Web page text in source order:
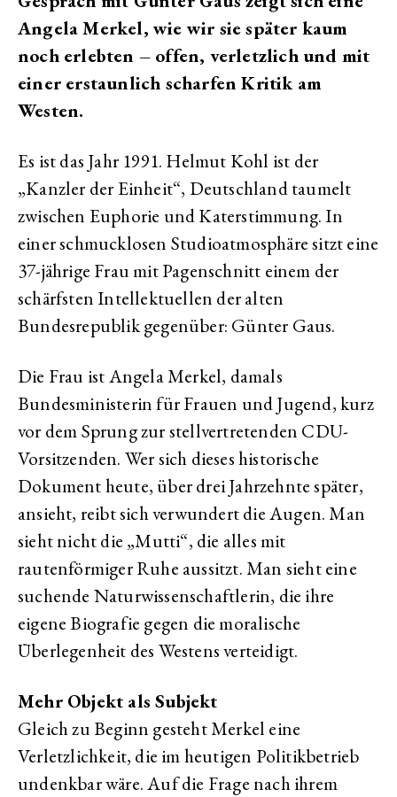
Angela Merkel, wie wir sie später kaum
noch erlebten – offen, verletzlich und mit
einer erstaunlich scharfen Kritik am
Westen.
Es ist das Jahr 1991. Helmut Kohl ist der
„Kanzler der Einheit“, Deutschland taumelt
zwischen Euphorie und Katerstimmung. In
einer schmucklosen Studioatmosphäre sitzt eine
37-jährige Frau mit Pagenschnitt einem der
schärfsten Intellektuellen der alten
Bundesrepublik gegenüber: Günter Gaus.
Die Frau ist Angela Merkel, damals
Bundesministerin für Frauen und Jugend, kurz
vor dem Sprung zur stellvertretenden CDU-
Vorsitzenden. Wer sich dieses historische
Dokument heute, über drei Jahrzehnte später,
ansieht, reibt sich verwundert die Augen. Man
sieht nicht die „Mutti“, die alles mit
rautenförmiger Ruhe aussitzt. Man sieht eine
suchende Naturwissenschaftlerin, die ihre
eigene Biografie gegen die moralische
Überlegenheit des Westens verteidigt.
Mehr Objekt als Subjekt
Gleich zu Beginn gesteht Merkel eine
Verletzlichkeit, die im heutigen Politikbetrieb
undenkbar wäre. Auf die Frage nach ihrem